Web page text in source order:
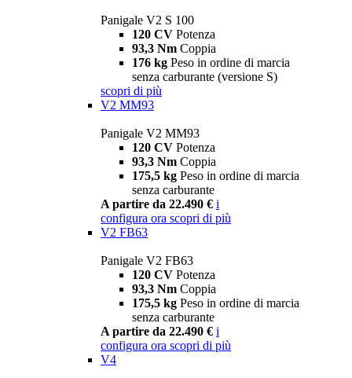
Panigale V2 S 100
120 CV Potenza
93,3 Nm Coppia
176 kg Peso in ordine di marcia
senza carburante (versione S)
scopri di più
V2 MM93
Panigale V2 MM93
120 CV Potenza
93,3 Nm Coppia
175,5 kg Peso in ordine di marcia
senza carburante
A partire da 22.490 € i
configura ora scopri di più
V2 FB63
Panigale V2 FB63
120 CV Potenza
93,3 Nm Coppia
175,5 kg Peso in ordine di marcia
senza carburante
A partire da 22.490 € i
configura ora scopri di più
V4